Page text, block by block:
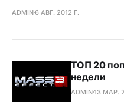
ADMIN6 АВГ. 2012 Г.
ТОП 20
недели
ADMIN13 МАР.